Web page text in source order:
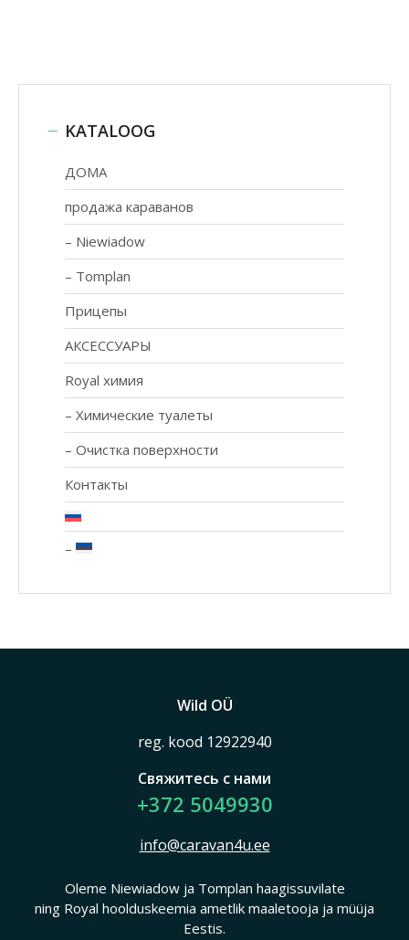
KATALOOG
ДОМА
продажа караванов
Niewiadow
Tomplan
Прицепы
АКСЕССУАРЫ
Royal химия
Xимические туалеты
Очистка поверхности
Контакты
Wild OÜ
reg. kood 12922940
Свяжитесь с нами
+372 5049930
info@caravan4u.ee
Oleme Niewiadow ja Tomplan haagissuvilate
ning Royal hoolduskeemia ametlik maaletooja ja müüja
Eestis.